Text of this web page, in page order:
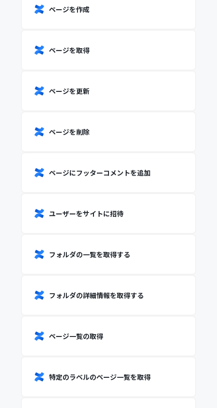
ページを作成
ページを取得
ページを更新
ページを削除
ページにフッターコメントを追加
ユーザーをサイトに招待
フォルダの一覧を取得する
フォルダの詳細情報を取得する
ページ一覧の取得
特定のラベルのページ一覧を取得